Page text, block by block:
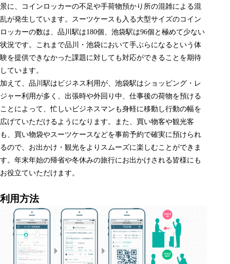
景に、コインロッカーの不足や手荷物預かり所の混雑による混
乱が発生しています。スーツケースも入る大型サイズのコイン
ロッカーの数は、品川駅は180個、池袋駅は96個と極めて少ない
状況です。これまで品川・池袋において手ぶらになるという体
験を提供できなかった課題に対しても対応ができることを期待
しています。
加えて、品川駅はビジネス利用が、池袋駅はショッピング・レ
ジャー利用が多く、出張時や外回り中、仕事後の荷物を預ける
ことによって、忙しいビジネスマンも身軽に移動し行動の幅を
広げていただけるようになります。また、買い物客や観光客
も、買い物袋やスーツケースなどを事前予約で確実に預けられ
るので、お出かけ・観光をよりスムーズに楽しむことができま
す。年末年始の帰省や冬休みの旅行にお出かけされる皆様にも
お役立ていただけます。
利用方法